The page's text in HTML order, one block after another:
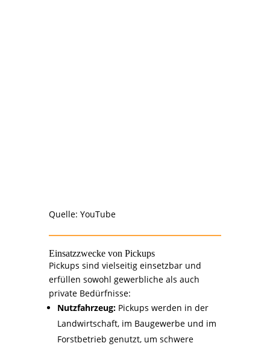
Quelle: YouTube
Einsatzzwecke von Pickups
Pickups sind vielseitig einsetzbar und
erfüllen sowohl gewerbliche als auch
private Bedürfnisse:
Nutzfahrzeug:Pickups werden in der
Landwirtschaft, im Baugewerbe und im
Forstbetrieb genutzt, um schwere